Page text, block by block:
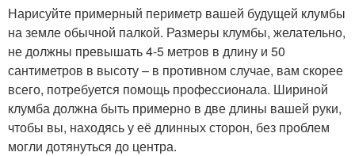
Нарисуйте примерный периметр вашей будущей клумбы
на земле обычной палкой. Размеры клумбы, желательно,
не должны превышать 4-5 метров в длину и 50
сантиметров в высоту – в противном случае, вам скорее
всего, потребуется помощь профессионала. Шириной
клумба должна быть примерно в две длины вашей руки,
чтобы вы, находясь у её длинных сторон, без проблем
могли дотянуться до центра.